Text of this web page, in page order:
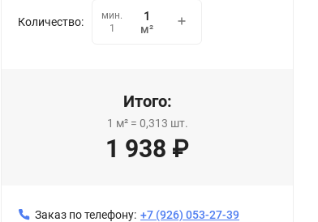
Количество:
мин.
1
м²
Итого:
1 м²= 0,313 шт.
1 938 ₽
Заказ по телефону: +7 (926) 053-27-39